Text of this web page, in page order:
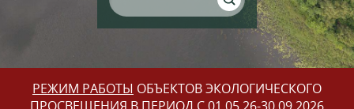
РЕЖИМ РАБОТЫ ОБЪЕКТОВ ЭКОЛОГИЧЕСКОГО